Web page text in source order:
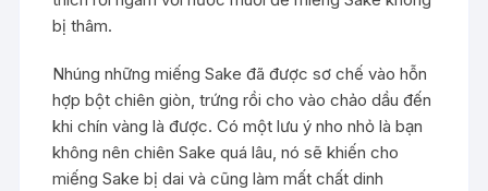
bị thâm.
Nhúng những miếng Sake đã được sơ chế vào hỗn
hợp bột chiên giòn, trứng rồi cho vào chảo dầu đến
khi chín vàng là được. Có một lưu ý nho nhỏ là bạn
không nên chiên Sake quá lâu, nó sẽ khiến cho
miếng Sake bị dai và cũng làm mất chất dinh